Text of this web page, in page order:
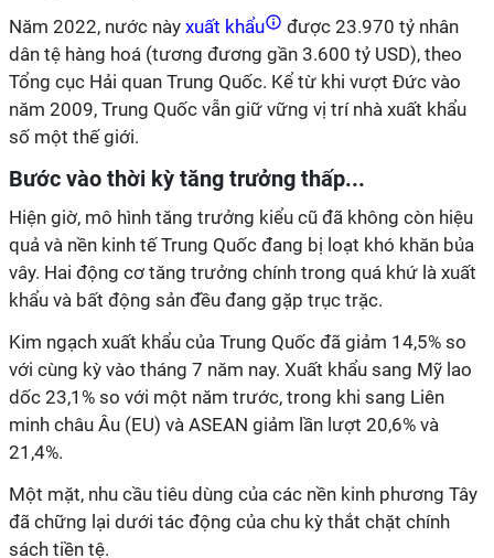
Năm 2022, nước này xuất khẩu
được 23.970 tỷ nhân
dân tệ hàng hoá (tương đương gần 3.600 tỷ USD), theo
Tổng cục Hải quan Trung Quốc. Kể từ khi vượt Đức vào
năm 2009, Trung Quốc vẫn giữ vững vị trí nhà xuất khẩu
số một thế giới.
Bước vào thời kỳ tăng trưởng thấp...
Hiện giờ, mô hình tăng trưởng kiểu cũ đã không còn hiệu
quả và nền kinh tế Trung Quốc đang bị loạt khó khăn bủa
vây. Hai động cơ tăng trưởng chính trong quá khứ là xuất
khẩu và bất động sản đều đang gặp trục trặc.
Kim ngạch xuất khẩu của Trung Quốc đã giảm 14,5% so
với cùng kỳ vào tháng 7 năm nay. Xuất khẩu sang Mỹ lao
dốc 23,1% so với một năm trước, trong khi sang Liên
minh châu Âu (EU) và ASEAN giảm lần lượt 20,6% và
21,4%.
Một mặt, nhu cầu tiêu dùng của các nền kinh phương Tây
đã chững lại dưới tác động của chu kỳ thắt chặt chính
sách tiền tệ.